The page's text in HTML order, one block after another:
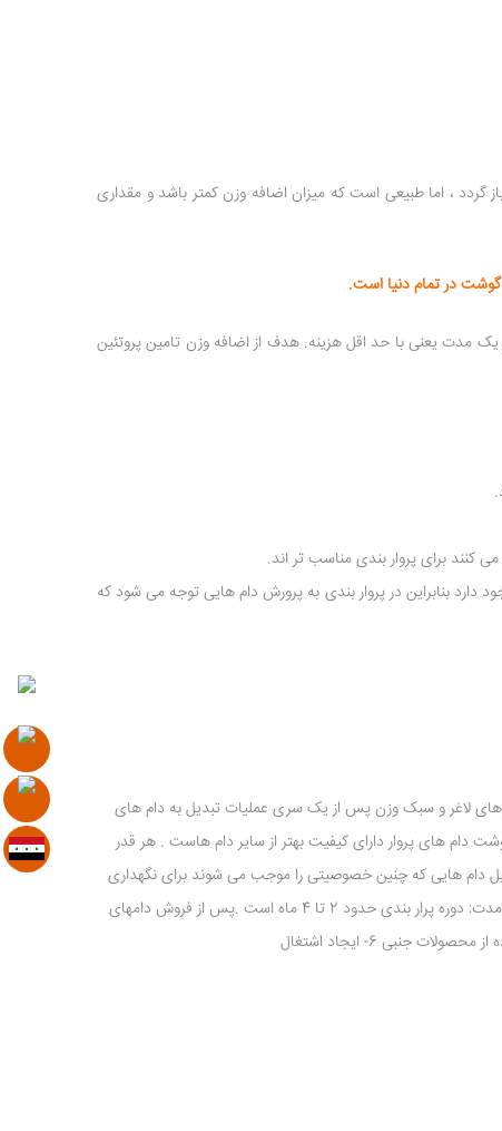
گردد ، اما طبیعی است که میزان اضافه وزن کمتر باشد و مقداری
گوشت در تمام دنیا است.
مدت یعنی با حد اقل هزینه. هدف از اضافه وزن تامین پروتئین
بنابراین در پروار بندی به پرورش دام هایی توجه می شود که
بدین صورت خلاصه کرد: 1- تولید گوشت : دام های لاغر و سبک وزن پس از یک سری عملیات تبدیل به دام های
افزوده خواهد شد 2- مرغوبیت گوشت: گوشت دام های پروار دارای کیفیت بهتر از سایر دام هاست . هر قدر
دام هایی که چنین خصوصیتی را موجب می شوند برای نگهداری
بهتر اند و انها دام های جوان هست اند. 3- برگشت اصل سرمایه و سود ان در کوتاه مدت: دوره پرار بندی حدود 2 تا 4 ماه است .پس از فروش دامهای